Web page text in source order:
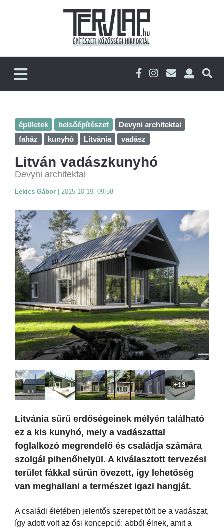
épületek belsőépítészet
Devyni architektai
faház
kunyhó Litvánia vadász
Litván vadászkunyhó
Devyni architektai
Lekics Gábor 2015.10.19. 09:58
+13
Litvánia sűrű erdőségeinek mélyén található
ez a kis kunyhó, mely a vadászattal
foglalkozó megrendelő és családja számára
szolgál pihenőhelyül. A kiválasztott tervezési
terület fákkal sűrűn övezett, így lehetőség
van meghallani a természet igazi hangját.
A családi életében jelentős szerepet tölt be a vadászat,
így adott volt az ősi koncepció: abból élnek, amit a